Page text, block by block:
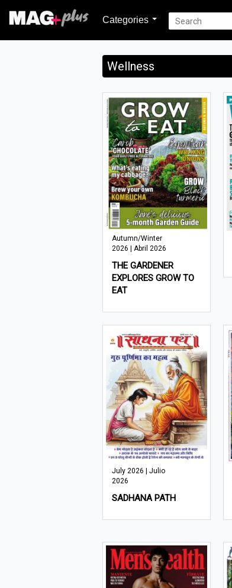
Categories
Wellness
Autumn/Winter
2026 | Abril 2026
THE GARDENER
EXPLORES GROW TO
EAT
July 2026 | Julio
2026
SADHANA PATH